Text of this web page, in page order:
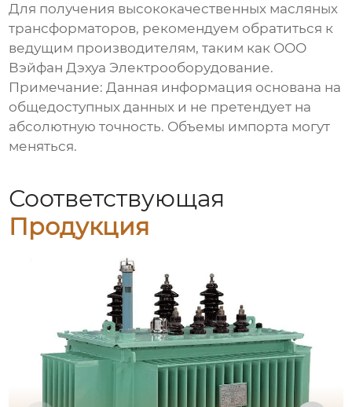
Для получения высококачественных масляных
трансформаторов, рекомендуем обратиться к
ведущим производителям, таким как ООО
Вэйфан Дэхуа Электрооборудование.
Примечание: Данная информация основана на
общедоступных данных и не претендует на
абсолютную точность. Объемы импорта могут
меняться.
Соответствующая
Продукция